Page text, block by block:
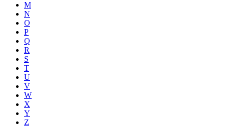
M
N
O
P
Q
R
S
T
U
V
W
X
Y
Z